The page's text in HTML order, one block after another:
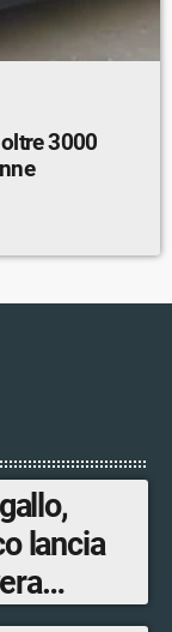
3000
lancia